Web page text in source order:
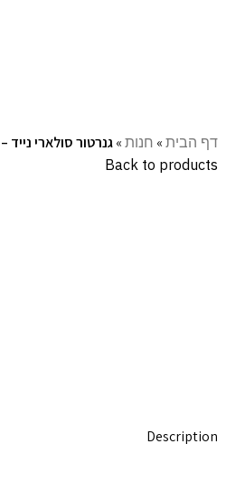
דף הבית » חנות »גנרטור סולארי נייד – VigorPool Lake 300 + לוח סולארי 100W
Back to products
Description